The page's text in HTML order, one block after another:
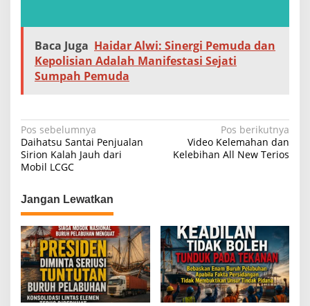
Baca Juga Haidar Alwi: Sinergi Pemuda dan
Kepolisian Adalah Manifestasi Sejati
Sumpah Pemuda
N
a
v
i
g
a
s
i
p
Pos sebelumnya
Daihatsu Santai Penjualan
Sirion Kalah Jauh dari
Mobil LCGC
Pos berikutnya
Video Kelemahan dan
Kelebihan All New Terios
Jangan Lewatkan